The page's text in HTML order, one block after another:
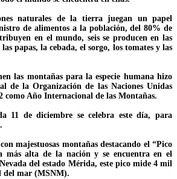
naturales de la tierra juegan un papel
de alimentos a la población, del 80% de
en el mundo, seis se producen en las
papas, la cebada, el sorgo, los tomates y las
las montañas para la especie humana hizo
de la Organización de las Naciones Unidas
como Año Internacional de las Montañas.
11 de diciembre se celebra este día, para
majestuosas montañas destacando el “Pico
más alta de la nación y se encuentra en el
del estado Mérida, este pico mide 4 mil
del mar (MSNM).